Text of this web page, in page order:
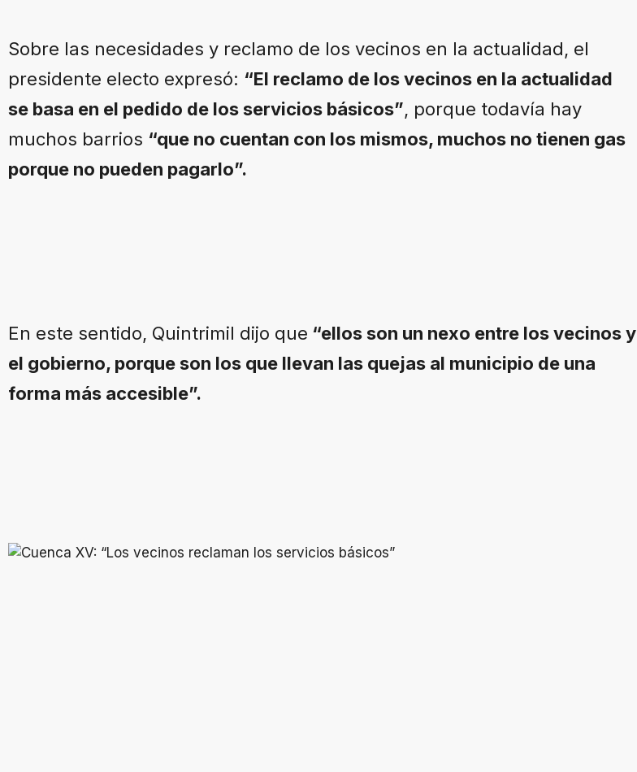
Sobre las necesidades y reclamo de los vecinos en la actualidad, el
presidente electo expresó: “El reclamo de los vecinos en la actualidad
se basa en el pedido de los servicios básicos”, porque todavía hay
muchos barrios “que no cuentan con los mismos, muchos no tienen gas
porque no pueden pagarlo”.
En este sentido, Quintrimil dijo que “ellos son un nexo entre los vecinos y
el gobierno, porque son los que llevan las quejas al municipio de una
forma más accesible”.